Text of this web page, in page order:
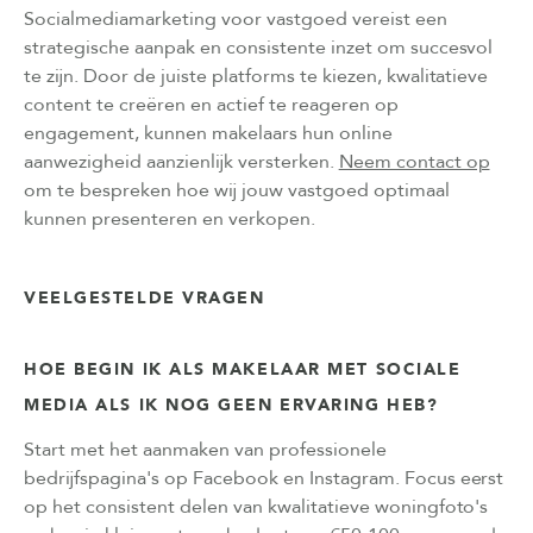
Socialmediamarketing voor vastgoed vereist een
strategische aanpak en consistente inzet om succesvol
te zijn. Door de juiste platforms te kiezen, kwalitatieve
content te creëren en actief te reageren op
engagement, kunnen makelaars hun online
aanwezigheid aanzienlijk versterken. Neem contact op
om te bespreken hoe wij jouw vastgoed optimaal
kunnen presenteren en verkopen.
VEELGESTELDE VRAGEN
HOE BEGIN IK ALS MAKELAAR MET SOCIALE
MEDIA ALS IK NOG GEEN ERVARING HEB?
Start met het aanmaken van professionele
bedrijfspagina's op Facebook en Instagram. Focus eerst
op het consistent delen van kwalitatieve woningfoto's